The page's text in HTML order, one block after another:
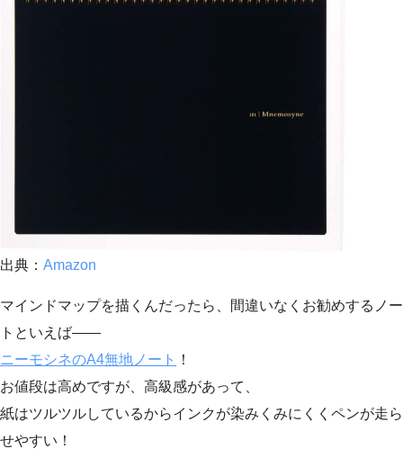
出典： Amazon
マインドマップを描くんだったら、間違いなくお勧めするノー
トといえば——
ニーモシネのA4無地ノート
！
お値段は高めですが、高級感があって、
紙はツルツルしているからインクが染みくみにくくペンが走ら
せやすい！